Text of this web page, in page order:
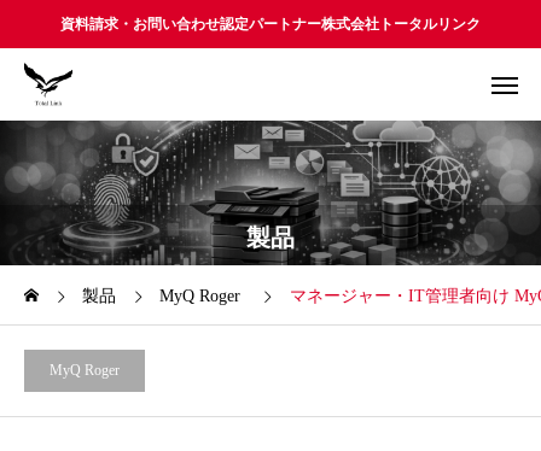
資料請求・お問い合わせ認定パートナー株式会社トータルリンク
製品
製品 MyQ Roger マネージャー・IT管理者向け
MyQ Roger